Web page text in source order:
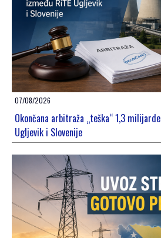
07/08/2026
Okončana arbitraža „teška“ 1,3
Ugljevik i Slovenije